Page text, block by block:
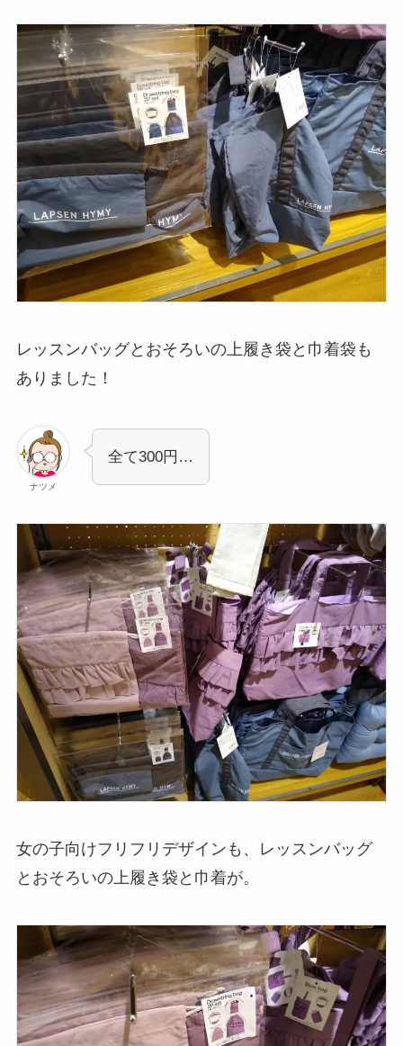
レッスンバッグとおそろいの上履き袋と巾着袋も
ありました！
ナツメ
全て300円…
女の子向けフリフリデザインも、レッスンバッグ
とおそろいの上履き袋と巾着が。